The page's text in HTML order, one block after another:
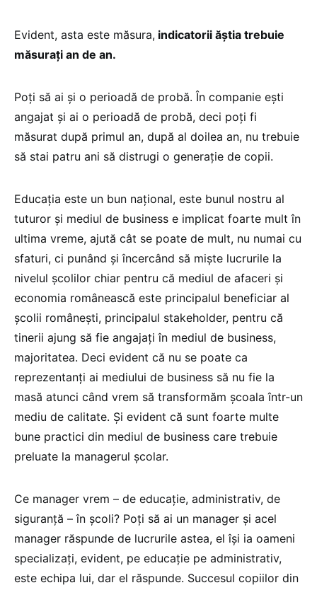
Evident, asta este măsura, indicatorii ăștia trebuie
măsurați an de an.
Poți să ai și o perioadă de probă. În companie ești
angajat și ai o perioadă de probă, deci poți fi
măsurat după primul an, după al doilea an, nu trebuie
să stai patru ani să distrugi o generație de copii.
Educația este un bun național, este bunul nostru al
tuturor și mediul de business e implicat foarte mult în
ultima vreme, ajută cât se poate de mult, nu numai cu
sfaturi, ci punând și încercând să miște lucrurile la
nivelul școlilor chiar pentru că mediul de afaceri și
economia românească este principalul beneficiar al
școlii românești, principalul stakeholder, pentru că
tinerii ajung să fie angajați în mediul de business,
majoritatea. Deci evident că nu se poate ca
reprezentanți ai mediului de business să nu fie la
masă atunci când vrem să transformăm școala într-un
mediu de calitate. Și evident că sunt foarte multe
bune practici din mediul de business care trebuie
preluate la managerul școlar.
Ce manager vrem – de educație, administrativ, de
siguranță – în școli? Poți să ai un manager și acel
manager răspunde de lucrurile astea, el își ia oameni
specializați, evident, pe educație pe administrativ,
este echipa lui, dar el răspunde. Succesul copiilor din